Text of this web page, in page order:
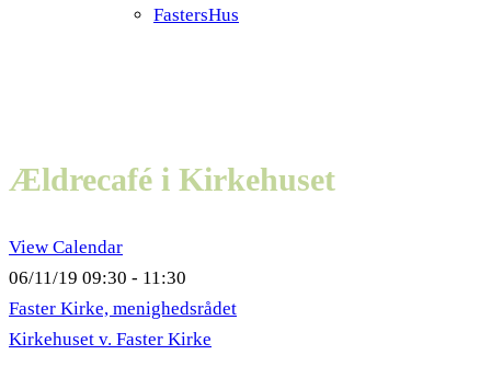
FastersHus
Ældrecafé i Kirkehuset
View Calendar
06/11/19 09:30 - 11:30
Faster Kirke, menighedsrådet
Kirkehuset v. Faster Kirke